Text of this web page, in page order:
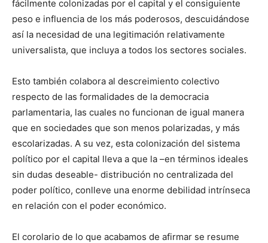
fácilmente colonizadas por el capital y el consiguiente
peso e influencia de los más poderosos, descuidándose
así la necesidad de una legitimación relativamente
universalista, que incluya a todos los sectores sociales.
Esto también colabora al descreimiento colectivo
respecto de las formalidades de la democracia
parlamentaria, las cuales no funcionan de igual manera
que en sociedades que son menos polarizadas, y más
escolarizadas. A su vez, esta colonización del sistema
político por el capital lleva a que la –en términos ideales
sin dudas deseable- distribución no centralizada del
poder político, conlleve una enorme debilidad intrínseca
en relación con el poder económico.
El corolario de lo que acabamos de afirmar se resume